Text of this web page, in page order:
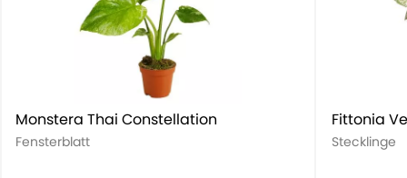
Monstera Thai Constellation
Fensterblatt
Fittonia
Stecklinge